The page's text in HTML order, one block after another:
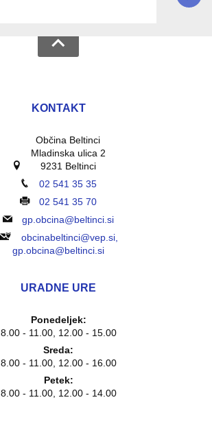
KONTAKT
Občina Beltinci
Mladinska ulica 2
9231 Beltinci
02 541 35 35
02 541 35 70
gp.obcina@beltinci.si
obcinabeltinci@vep.si,
gp.obcina@beltinci.si
URADNE URE
Ponedeljek:
8.00 - 11.00, 12.00 - 15.00
Sreda:
8.00 - 11.00, 12.00 - 16.00
Petek:
8.00 - 11.00, 12.00 - 14.00